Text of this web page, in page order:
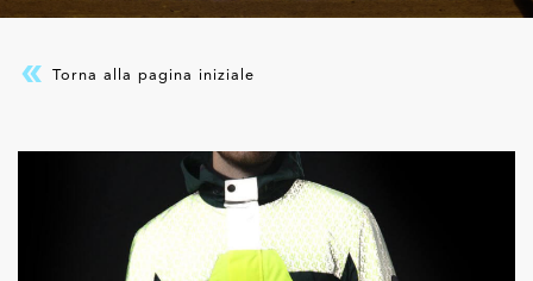
Torna alla pagina iniziale